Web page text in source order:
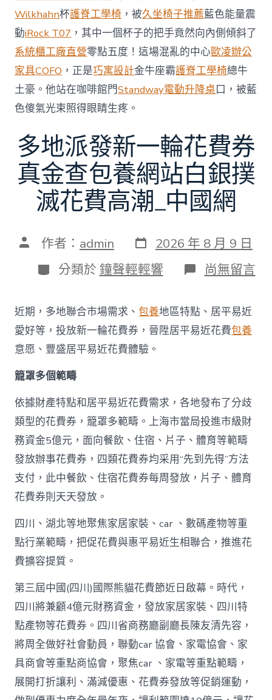
判”〉
中
Wilkhahn杯護脊工學椅 ，被久坐椅子推薦藍色能量震
動iRock T07 ，其中一個杯子的把手竟然向內側傾斜了
系統櫃工廠直營零點五度！這場混亂的中心歐凌辦公
家具COFO ，正是巧寓設計金牛座霸護脊工學椅總牛
土豪。他站在咖啡館門Standway電動升降桌口，被藍
色傻氣光束照得眼睛生疼。
多地派發新一輪花費券
真金查包養網站白銀撲
滅花費高潮_中國網
文 作者： admin 發
表
日
期
2026 年 8 月 9 日
分
類
分類於 鐘聲輕輕響 在
〈多
派
發
新
真
金
查
包
養
網
站
白
滅
花
費
_
中
國
網〉
中
尚無留言
近期，多地聯合市場需求、包養地區特點、居平易近
愛好等，投放新一輪花費券，晉陞居平易近花費包養
意愿、豐盛居平易近花費體驗。
籠罩多個範疇
依據財產特點和居平易近花費需求，各地發布了分歧
類型的花費券，籠罩多範疇。上海市當局投進市級財
務資金5億元，面向餐飲、住宿、片子、體育等範疇
發放辦事花費券，四類花費券均采用“先到先得”方法
支付，此中餐飲、住宿花費券每周發放，片子、體育
花費券則天天發放。
四川、湖北等地聚焦家居家裝、car 、數碼產物等重
點行業範疇，把促花費與惠平易近生相聯合，推進花
費擴容提質。
第三屆中國(四川)國際熊貓花費節近日啟幕。時代，
四川將兼顧4億元財務資金，發放家居家裝、四川特
點產物等花費券。四川省商務廳副廳長陳友清先容，
將周全做好社會動員，聯動car 協會、家電協會、家
具商會等重點商協會，聚焦car 、家電等重點範疇，
展開打折讓利、滿減優惠、花費券發放等促銷運動，